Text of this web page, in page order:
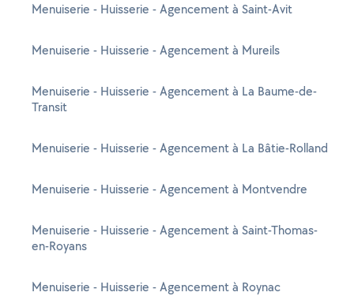
Menuiserie - Huisserie - Agencement à Saint-Avit
Menuiserie - Huisserie - Agencement à Mureils
Menuiserie - Huisserie - Agencement à La Baume-de-
Transit
Menuiserie - Huisserie - Agencement à La Bâtie-Rolland
Menuiserie - Huisserie - Agencement à Montvendre
Menuiserie - Huisserie - Agencement à Saint-Thomas-
en-Royans
Menuiserie - Huisserie - Agencement à Roynac